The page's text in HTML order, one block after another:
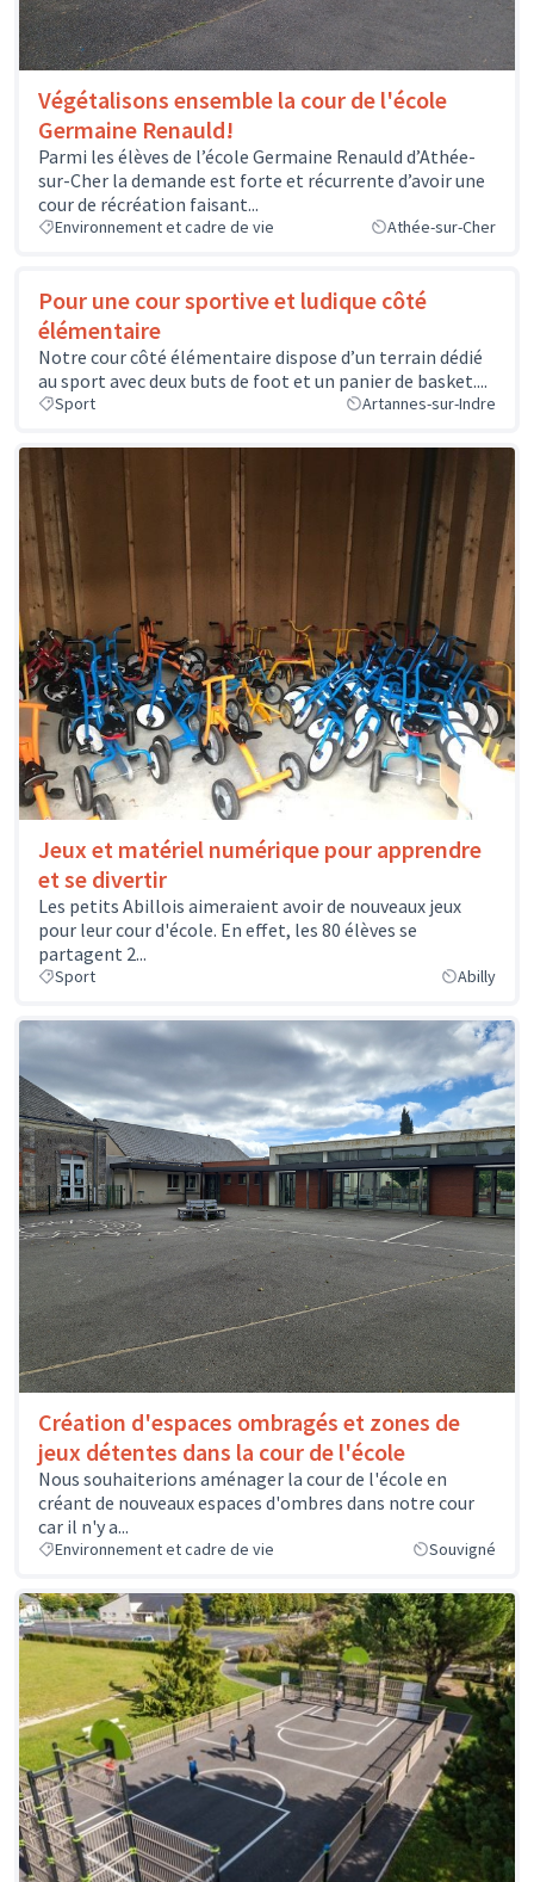
Végétalisons ensemble la cour de l'école
Germaine Renauld!
Parmi les élèves de l’école Germaine Renauld d’Athée-
sur-Cher la demande est forte et récurrente d’avoir une
cour de récréation faisant...
Environnement et cadre de vie Athée-sur-Cher
Pour une cour sportive et ludique côté
élémentaire
Notre cour côté élémentaire dispose d’un terrain dédié
au sport avec deux buts de foot et un panier de basket....
Sport Artannes-sur-Indre
Jeux et matériel numérique pour apprendre
et se divertir
Les petits Abillois aimeraient avoir de nouveaux jeux
pour leur cour d'école. En effet, les 80 élèves se
partagent 2...
Sport Abilly
Création d'espaces ombragés et zones de
jeux détentes dans la cour de l'école
Nous souhaiterions aménager la cour de l'école en
créant de nouveaux espaces d'ombres dans notre cour
car il n'y a...
Environnement et cadre de vie Souvigné